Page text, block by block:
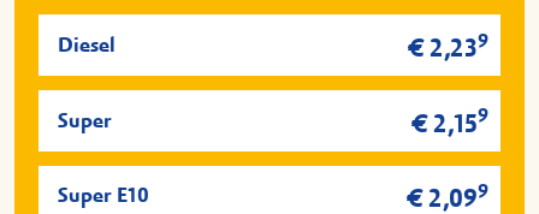
Diesel € 2,239
Super € 2,159
Super E10 € 2,099